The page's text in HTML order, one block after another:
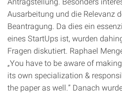
Ausarbeitung und die Relevanz
Beantragung. Da dies ein
eines StartUps ist, wurden
Fragen diskutiert. Raphael
„You have to be aware of
its own specialization &
the paper as well.” Danach